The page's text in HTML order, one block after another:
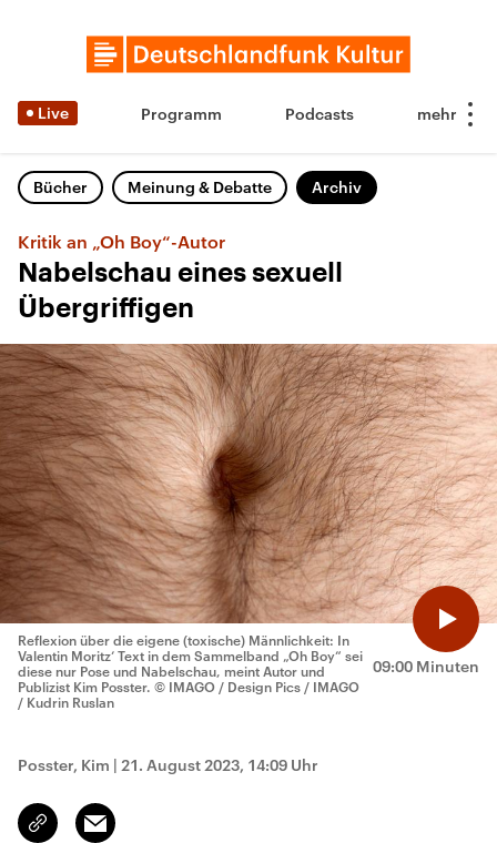
Live Programm Podcasts
Bücher Meinung & Debatte Archiv
Kritik an „Oh Boy“-Autor
Nabelschau eines sexuell
Übergriffigen
09:00 Minuten
Reflexion über die eigene (toxische) Männlichkeit: In
Valentin Moritz‘ Text in dem Sammelband „Oh Boy“ sei
diese nur Pose und Nabelschau, meint Autor und
Publizist Kim Posster. © IMAGO / Design Pics / IMAGO
/ Kudrin Ruslan
Posster, Kim | 21. August 2023, 14:09 Uhr
Link
kopieren/teilen
Email